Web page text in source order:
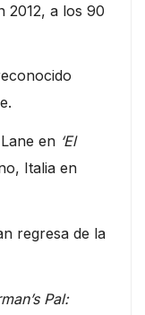
2012, a los 90
en ‘El
Italia en
regresa de la
Pal: